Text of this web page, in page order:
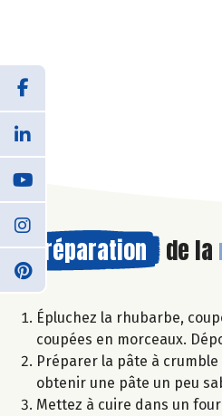
Préparation de la
Épluchez la rhubarbe,
coupées en morceaux.
Préparer la pâte à
obtenir une pâte un peu
Mettez à cuire dans un